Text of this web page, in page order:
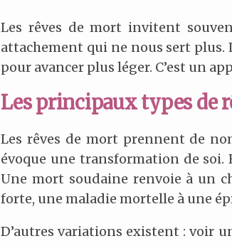
Les rêves de mort invitent
attachement qui ne nous sert plus.
pour avancer plus léger. C’est un
Les principaux types de
Les rêves de mort prennent de
évoque une transformation de soi.
Une mort soudaine renvoie à un
forte, une maladie mortelle à une
D’autres variations existent : voir